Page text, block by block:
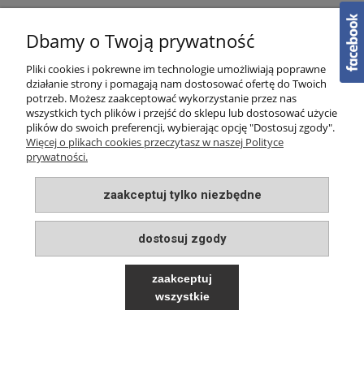
O NAS
pokaż pełną wersję strony
Dbamy o Twoją prywatność
Pliki cookies i pokrewne im technologie umożliwiają poprawne
działanie strony i pomagają nam dostosować ofertę do Twoich
potrzeb. Możesz zaakceptować wykorzystanie przez nas
wszystkich tych plików i przejść do sklepu lub dostosować użycie
plików do swoich preferencji, wybierając opcję "Dostosuj zgody".
Więcej o plikach cookies przeczytasz w naszej Polityce
prywatności.
zaakceptuj tylko niezbędne
dostosuj zgody
zaakceptuj
wszystkie